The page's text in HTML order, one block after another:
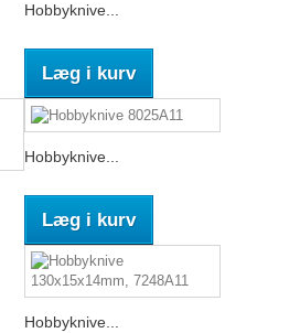
Hobbyknive...
Læg i kurv
Hobbyknive...
Læg i kurv
Hobbyknive...